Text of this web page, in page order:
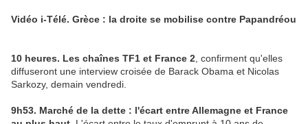
Vidéo i-Télé. Grèce : la droite se mobilise contre Papandréou
10 heures. Les chaînes TF1 et France 2, confirment qu'elles
diffuseront une interview croisée de Barack Obama et Nicolas
Sarkozy, demain vendredi.
9h53. Marché de la dette : l'écart entre Allemagne et France